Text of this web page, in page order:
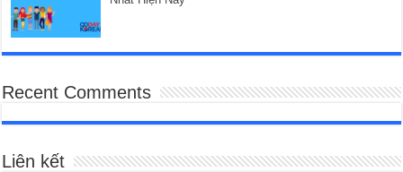
Recent Comments
Liên kết